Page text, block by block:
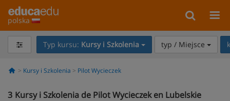
polska
Typ kursu: Kursy i Szkolenia typ / Miejsce
Kursy i Szkolenia Pilot Wycieczek
3 Kursy i Szkolenia de Pilot Wycieczek en Lubelskie